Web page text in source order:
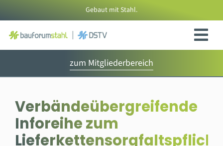
Inhalt
springen
Gebaut mit Stahl.
zum Mitgliederbereich
Verbändeübergreifende
Inforeihe zum